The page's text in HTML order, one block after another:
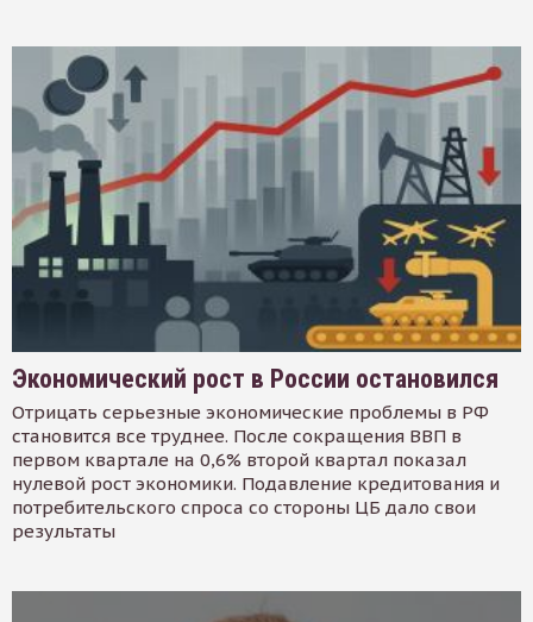
Экономический рост в России остановился
Отрицать серьезные экономические проблемы в РФ
становится все труднее. После сокращения ВВП в
первом квартале на 0,6% второй квартал показал
нулевой рост экономики. Подавление кредитования и
потребительского спроса со стороны ЦБ дало свои
результаты